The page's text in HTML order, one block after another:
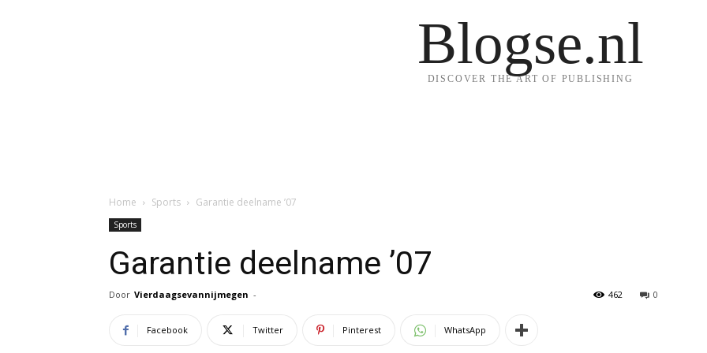
Blogse.nl
DISCOVER THE ART OF PUBLISHING
Home Sports Garantie deelname ’07
Sports
Garantie deelname ’07
Door Vierdaagsevannijmegen - 0
462
Facebook Twitter Pinterest WhatsApp